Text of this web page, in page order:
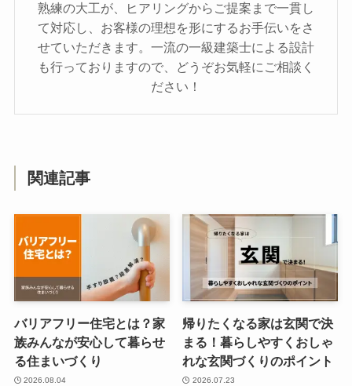
熟練の大工が、ヒアリングからご提案まで一貫し
て対応し、お客様の理想を形にするお手伝いをさ
せていただきます。一流の一級建築士による設計
も行っておりますので、どうぞお気軽にご相談く
ださい！
関連記事
バリアフリー住宅とは？家
族みんなが安心して暮らせ
る住まいづくり
2026.08.04
帰りたくなる家は玄関で決
まる！暮らしやすくおしゃ
れな玄関づくりのポイント
2026.07.23